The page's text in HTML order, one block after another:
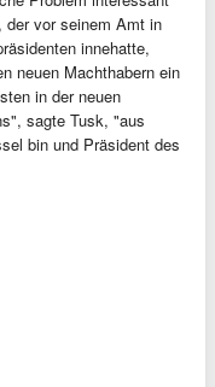
vor seinem Amt in
innehatte,
neuen Machthabern ein
in der neuen
sagte Tusk, "aus
bin und Präsident des